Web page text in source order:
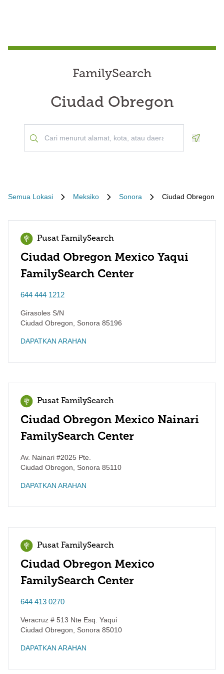
FamilySearch
Ciudad Obregon
Semua Lokasi Meksiko Sonora Ciudad Obregon
Pusat FamilySearch
Ciudad Obregon Mexico Yaqui
FamilySearch Center
644 444 1212
Girasoles S/N
Ciudad Obregon
Sonora 85196
DAPATKAN ARAHAN
Pusat FamilySearch
Ciudad Obregon Mexico Nainari
FamilySearch Center
Av. Nainari #2025 Pte.
Ciudad Obregon
Sonora 85110
DAPATKAN ARAHAN
Pusat FamilySearch
Ciudad Obregon Mexico
FamilySearch Center
644 413 0270
Veracruz # 513 Nte Esq. Yaqui
Ciudad Obregon
Sonora 85010
DAPATKAN ARAHAN